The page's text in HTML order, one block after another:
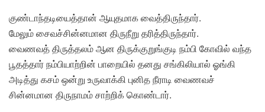
குண்டாந்தடியைத்தான் ஆயுதமாக வைத்திருந்தார்.
மேலும் சைவச்சின்னமான திருநீறு தரித்திருந்தார்.
வைணவத் திருத்தலம் ஆன திருக்குறுங்குடி நம்பி கோவில் வந்த
பூதத்தார் நம்பியாற்றின் பாறையில் தனது சங்கிலியால் ஓங்கி
அடித்து கசம் ஒன்று உருவாக்கி புனித நீராடி வைணவச்
சின்னமான திருநாமம் சாற்றிக் கொண்டார்.